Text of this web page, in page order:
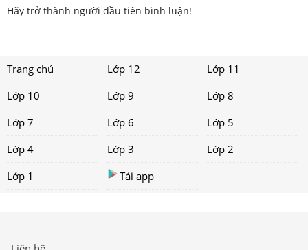
Hãy trở thành người đầu tiên bình luận!
Trang chủ Lớp 12
Lớp 11
Lớp 10
Lớp 9
Lớp 8
Lớp 7
Lớp 6
Lớp 5
Lớp 4
Lớp 3
Lớp 2
Lớp 1
Tải app